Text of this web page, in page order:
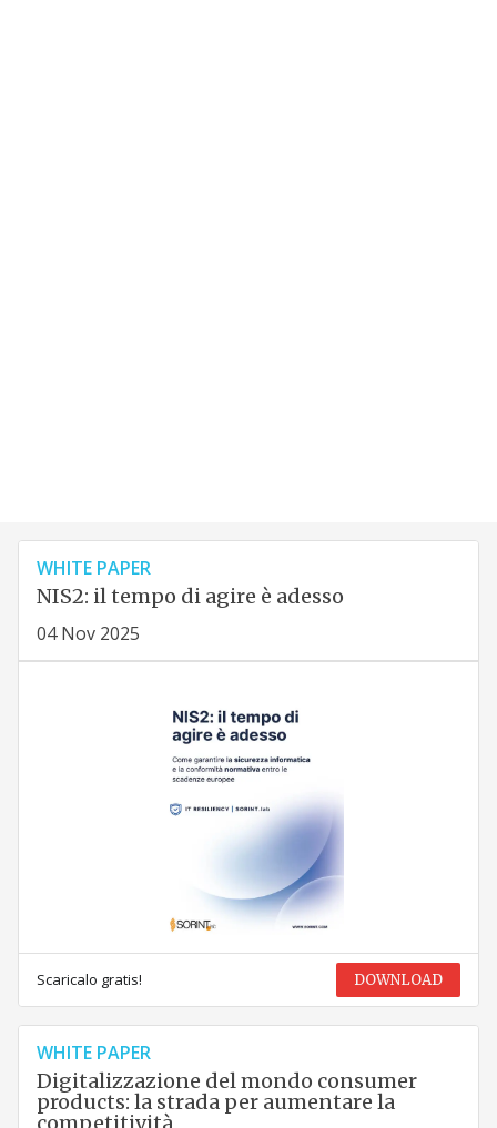
WHITE PAPER
NIS2: il tempo di agire è adesso
04 Nov 2025
Scaricalo gratis! DOWNLOAD
WHITE PAPER
Digitalizzazione del mondo consumer
products: la strada per aumentare la